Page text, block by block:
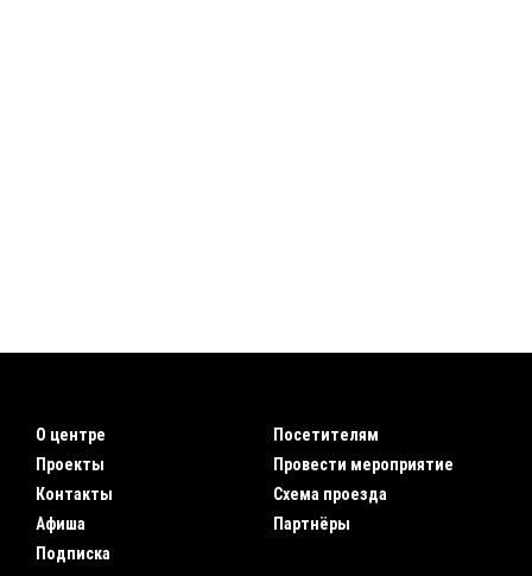
О центре
Проекты
Контакты
Афиша
Подписка
Посетителям
Провести мероприятие
Схема проезда
Партнёры